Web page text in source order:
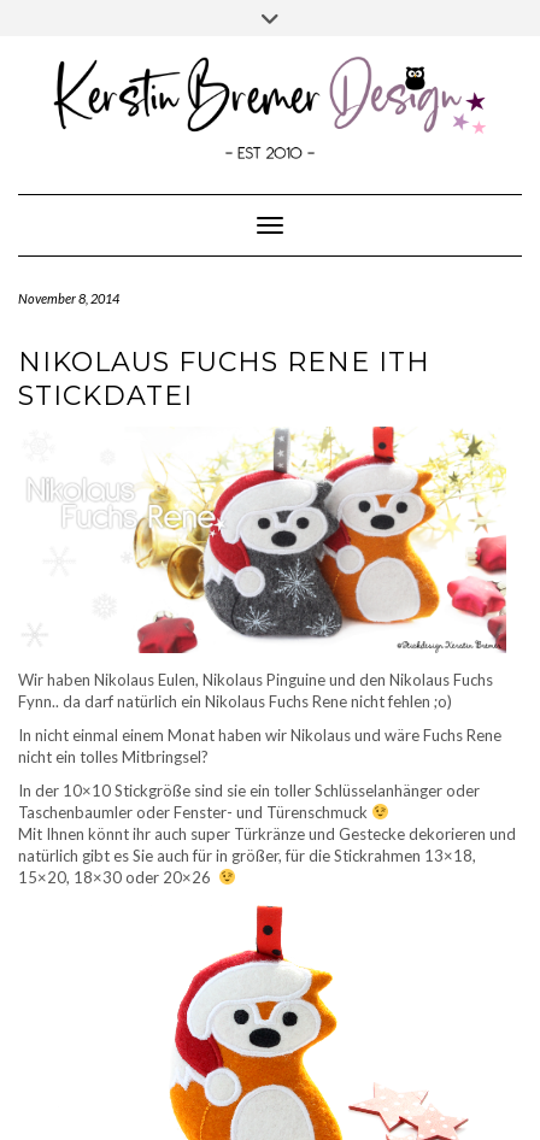
Toggle
Toggle Navigation
November 8, 2014
NIKOLAUS FUCHS RENE ITH
STICKDATEI
Wir haben Nikolaus Eulen, Nikolaus Pinguine und den Nikolaus Fuchs
Fynn.. da darf natürlich ein Nikolaus Fuchs Rene nicht fehlen ;o)
In nicht einmal einem Monat haben wir Nikolaus und wäre Fuchs Rene
nicht ein tolles Mitbringsel?
In der 10×10 Stickgröße sind sie ein toller Schlüsselanhänger oder
Taschenbaumler oder Fenster- und Türenschmuck
Mit Ihnen könnt ihr auch super Türkränze und Gestecke dekorieren und
natürlich gibt es Sie auch für in größer, für die Stickrahmen 13×18,
15×20, 18×30 oder 20×26